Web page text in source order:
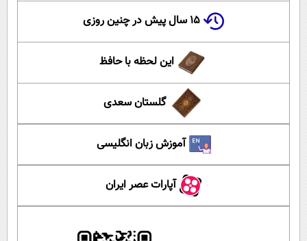
۱۵ سال پیش در چنین روزی
این لحظه با حافظ
گلستان سعدی
آموزش زبان انگلیسی
آپارات عصر ایران